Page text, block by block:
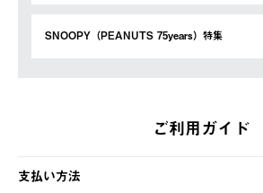
SNOOPY（PEANUTS 75years）特集
ご利用ガイド
支払い方法